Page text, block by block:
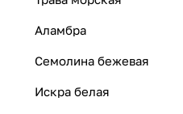
Аламбра
Семолина бежевая
Искра белая